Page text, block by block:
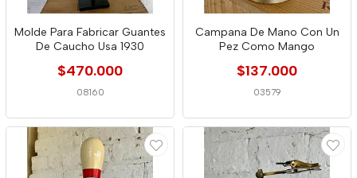
Molde Para Fabricar Guantes
De Caucho Usa 1930
$470.000
08160
Campana De Mano Con Un
Pez Como Mango
$137.000
03579